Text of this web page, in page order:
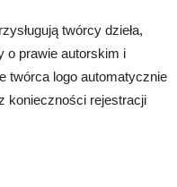
twórcy dzieła,
o prawie autorskim i
twórca logo automatycznie
konieczności rejestracji